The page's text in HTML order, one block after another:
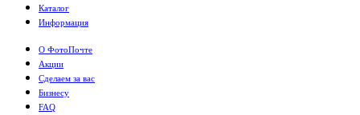
Каталог
Информация
О ФотоПочте
Акции
Сделаем за вас
Бизнесу
FAQ